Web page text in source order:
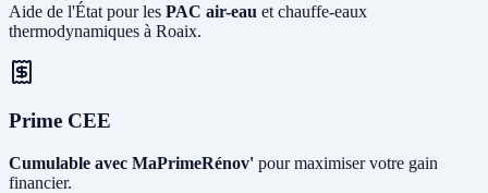
Aide de l'État pour les PAC air-eau et chauffe-eaux
thermodynamiques à Roaix.
Prime CEE
Cumulable avec MaPrimeRénov' pour maximiser votre gain
financier.